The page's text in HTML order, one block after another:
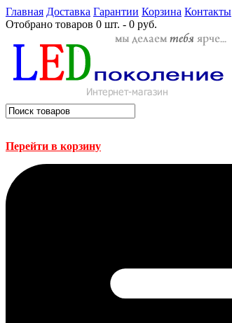
Главная Доставка Гарантии Корзина Контакты
Отобрано товаров 0 шт. - 0 руб.
Перейти в корзину